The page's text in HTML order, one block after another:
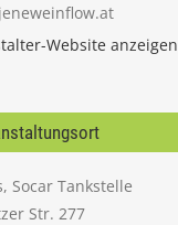
Website anzeigen
Socar Tankstelle
Str. 277